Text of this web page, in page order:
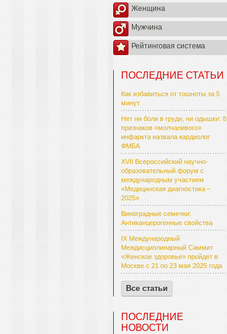
Женщина
Мужчина
Рейтинговая система
ПОСЛЕДНИЕ СТАТЬИ
Как избавиться от тошноты за 5
минут
Нет ни боли в груди, ни одышки: 8
признаков «молчаливого»
инфаркта назвала кардиолог
ФМБА
XVII Всероссийский научно-
образовательный форум с
международным участием
«Медицинская диагностика –
2025»
Виноградные семечки:
Антиканцерогенные свойства
IX Международный
Междисциплинарный Саммит
«Женское здоровье» пройдет в
Москве с 21 по 23 мая 2025 года
Все статьи
ПОСЛЕДНИЕ
НОВОСТИ